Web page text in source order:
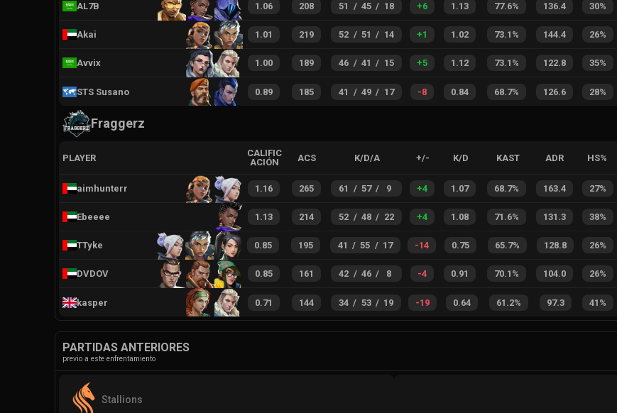
AL7B 1.06 208 51 / 45 / 18 +6 1.13 77.6% 136.4 30%
Akai 1.01 219 52 / 51 / 14 +1 1.02 73.1% 144.4 26%
Avvix 1.00 189 46 / 41 / 15 +5 1.12 73.1% 122.8 35%
STS Susano 0.89 185 41 / 49 / 17 -8 0.84 68.7% 126.6 28%
Fraggerz
PLAYER
CALIFIC
ACIÓN
ACS K/D/A +/- K/D KAST ADR HS%
aimhunterr 1.16 265 61 / 57 / 9 +4 1.07 68.7% 163.4 27%
Ebeeee 1.13 214 52 / 48 / 22 +4 1.08 71.6% 131.3 38%
TTyke 0.85 195 41 / 55 / 17 -14 0.75 65.7% 128.8 26%
DVDOV 0.85 161 42 / 46 / 8 -4 0.91 70.1% 104.0 26%
kasper 0.71 144 34 / 53 / 19 -19 0.64 61.2% 97.3 41%
PARTIDAS ANTERIORES
previo a este enfrentamiento
Stallions